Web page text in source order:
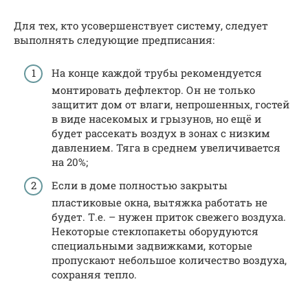
Для тех, кто усовершенствует систему, следует
выполнять следующие предписания:
На конце каждой трубы рекомендуется
монтировать дефлектор. Он не только
защитит дом от влаги, непрошенных, гостей
в виде насекомых и грызунов, но ещё и
будет рассекать воздух в зонах с низким
давлением. Тяга в среднем увеличивается
на 20%;
Если в доме полностью закрыты
пластиковые окна, вытяжка работать не
будет. Т.е. – нужен приток свежего воздуха.
Некоторые стеклопакеты оборудуются
специальными задвижками, которые
пропускают небольшое количество воздуха,
сохраняя тепло.